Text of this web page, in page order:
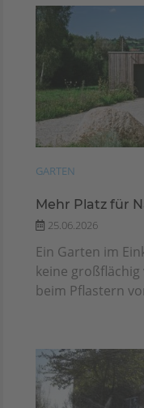
GARTEN
Mehr Platz für
25.06.2026
Ein Garten im
keine großflächig
beim Pflastern